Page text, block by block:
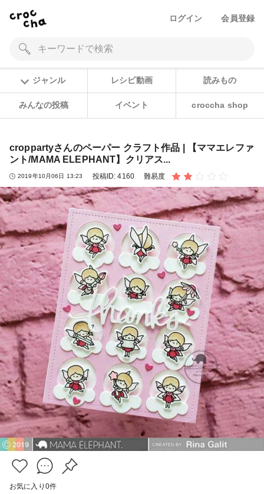
ログイン 会員登録
ジャンル レシピ動画 読みもの
みんなの投稿 イベント croccha shop
croppartyさんのペーパー クラフト作品 | 【ママエレファ
ント/MAMA ELEPHANT】クリアス...
2019年10月06日 13:23 投稿ID:4160 難易度
お気に入り 0件